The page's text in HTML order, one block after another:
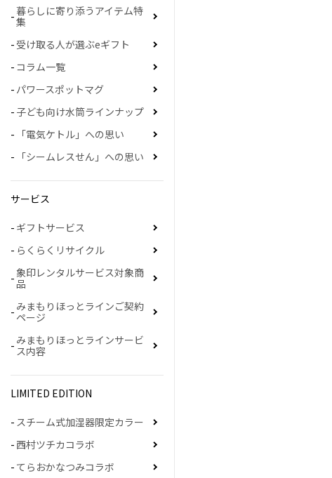
暮らしに寄り添うアイテム特
集
受け取る人が選ぶeギフト
コラム一覧
パワースポットマグ
子ども向け水筒ラインナップ
「電気ケトル」への思い
「シームレスせん」への思い
サービス
ギフトサービス
らくらくリサイクル
象印レンタルサービス対象商
品
みまもりほっとラインご契約
ページ
みまもりほっとラインサービ
ス内容
LIMITED EDITION
スチーム式加湿器限定カラー
西村ツチカコラボ
てらおかなつみコラボ